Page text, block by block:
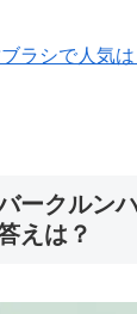
ラシで人気は
ークルン
えは？